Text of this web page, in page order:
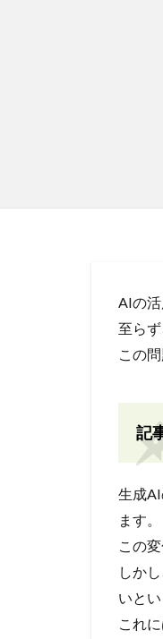
AIの
至ら
この
記
生成
ます。
この
しか
いと
これ